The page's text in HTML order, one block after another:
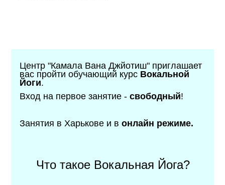
Центр "Камала Вана Джйотиш" приглашает
вас пройти обучающий курс Вокальной
Йоги.
Вход на первое занятие -свободный!
Занятия в Харькове и вонлайн режиме.
Что такое Вокальная Йога?